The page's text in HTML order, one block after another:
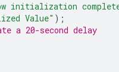
initialization
Value" );
a 20-second delay